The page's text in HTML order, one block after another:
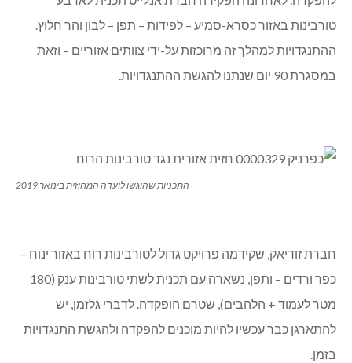
טורבינות באזור כסרא-סמיע – לפידות – תפן – לבון והר חלוץ.
ההתנגדויות למהלך זה מרוכזות על-ידי צוותים אזוריים – וזאת
במסגרת 90 יום שנתנו להגשת ההתנגדויות.
התכניות שהוגשו לועדה המחוזית בינואר 2019
חברת זודיאק, שקידמה פרויקט גדול לטורבינות רוח באזור ינוח –
כפר ורדים – ותפן, נשארה עם תכנית לשתי טורבינות ענק (180
מטר לעמוד + הלהבים), שטרם הופקדה. לדברי גלזמן, יש
להתארגן כבר עכשיו להיות מוכנים להפקדה ולהגשת התנגדויות
בזמן.